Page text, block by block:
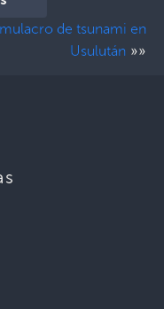
de tsunami en
Usulután »»